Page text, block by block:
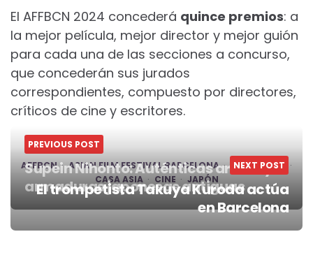
El AFFBCN 2024 concederá quince premios: a
la mejor película, mejor director y mejor guión
para cada una de las secciones a concurso,
que concederán sus jurados
correspondientes, compuesto por directores,
críticos de cine y escritores.
AFFBCN ASIAN FILM FESTIVAL BARCELONA
BARCELONA
CASA ASIA
CINE JAPÓN
Post
navigation
PREVIOUS POST
Supein Nihonto: Auténticas armas y
armaduras japonesas antiguas
NEXT POST
El trompetista Takuya Kuroda actúa
en Barcelona